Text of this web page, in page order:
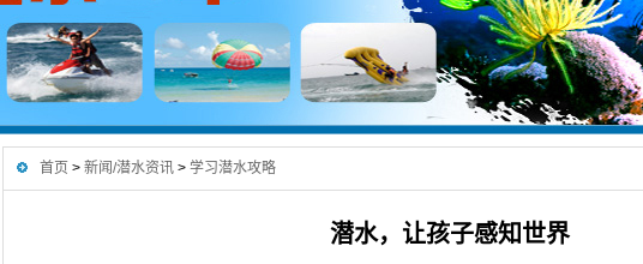
首页 > 新闻/潜水资讯 > 学习潜水攻略
潜水，让孩子感知世界